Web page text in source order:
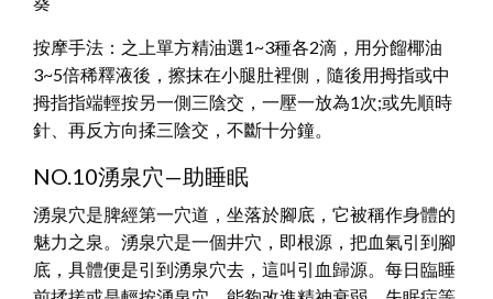
按摩手法：之上單方精油選1~3種各2滴，用分餾椰油
3~5倍稀釋液後，擦抹在小腿肚裡側，隨後用拇指或中
拇指指端輕按另一側三陰交，一壓一放為1次;或先順時
針、再反方向揉三陰交，不斷十分鐘。
NO.10湧泉穴—助睡眠
湧泉穴是脾經第一穴道，坐落於腳底，它被稱作身體的
魅力之泉。湧泉穴是一個井穴，即根源，把血氣引到腳
底，具體便是引到湧泉穴去，這叫引血歸源。每日臨睡